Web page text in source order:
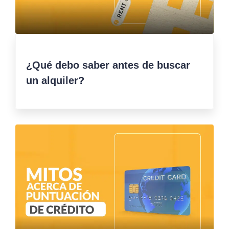
¿Qué debo saber antes de buscar
un alquiler?